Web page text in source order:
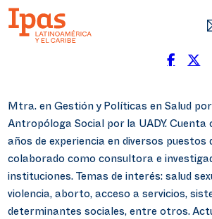
Mtra. en Gestión y Políticas en Salud
Antropóloga Social por la UADY. Cuenta
años de experiencia en diversos puestos
colaborado como consultora e
instituciones. Temas de interés: salud
violencia, aborto, acceso a servicios,
determinantes sociales, entre otros.